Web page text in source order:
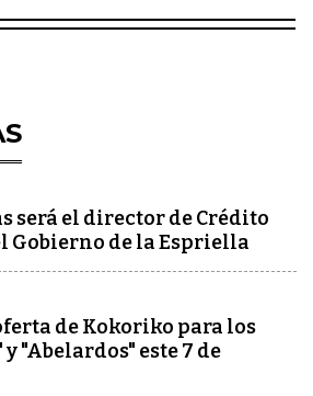
será el director de Crédito
Gobierno de la Espriella
de Kokoriko para los
y "Abelardos" este 7 de